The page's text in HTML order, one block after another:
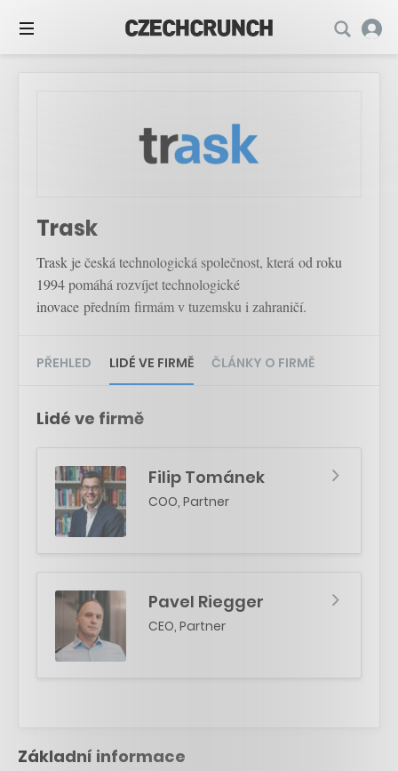
Trask
Trask je česká technologická společnost, která od roku
1994 pomáhá rozvíjet technologické
inovace předním firmám v tuzemsku i zahraničí.
PŘEHLED LIDÉ VE FIRMĚ ČLÁNKY O FIRMĚ
Lidé ve firmě
Filip Tománek
COO, Partner
Pavel Riegger
CEO, Partner
Základní informace